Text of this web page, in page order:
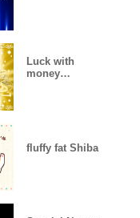
Luck with
money
fluffy fat Shiba